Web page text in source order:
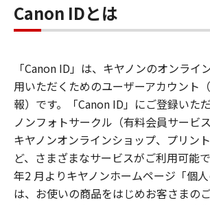
Canon IDとは
「Canon ID」は、キヤノンのオンライ
用いただくためのユーザーアカウント
報）です。「Canon ID」にご登録いた
ノンフォトサークル（有料会員サービス
キヤノンオンラインショップ、プリン
ど、さまざまなサービスがご利用可能
年2 月よりキヤノンホームページ「個
は、お使いの商品をはじめお客さまの